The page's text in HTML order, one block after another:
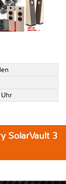
SolarVault 3